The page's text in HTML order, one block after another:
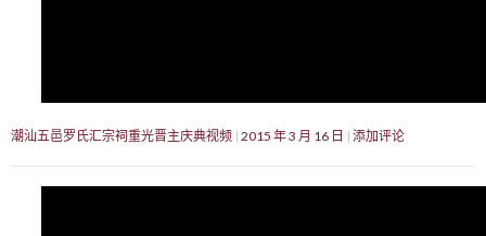
潮汕五邑罗氏汇宗祠重光晋主庆典视频 2015 年 3 月 16 日 添加评论